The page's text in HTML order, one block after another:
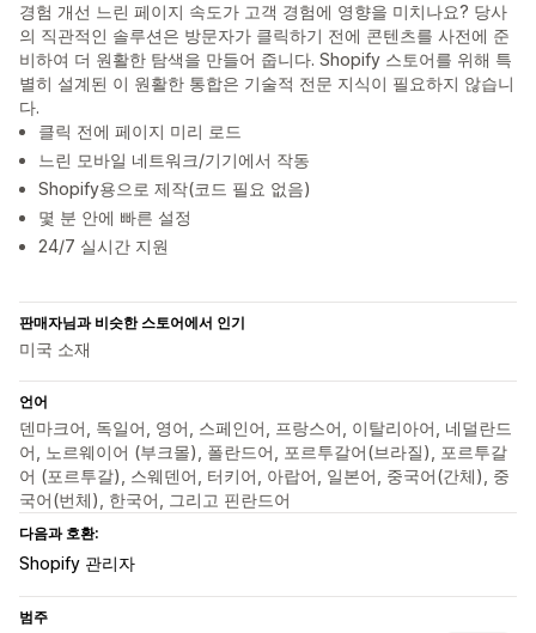
경험 개선 느린 페이지 속도가 고객 경험에 영향을 미치나요? 당사
의 직관적인 솔루션은 방문자가 클릭하기 전에 콘텐츠를 사전에 준
비하여 더 원활한 탐색을 만들어 줍니다. Shopify 스토어를 위해 특
별히 설계된 이 원활한 통합은 기술적 전문 지식이 필요하지 않습니
다.
클릭 전에 페이지 미리 로드
느린 모바일 네트워크/기기에서 작동
Shopify용으로 제작(코드 필요 없음)
몇 분 안에 빠른 설정
24/7 실시간 지원
판매자님과 비슷한 스토어에서 인기
미국 소재
언어
덴마크어, 독일어, 영어, 스페인어, 프랑스어, 이탈리아어, 네덜란드
어, 노르웨이어 (부크몰), 폴란드어, 포르투갈어(브라질), 포르투갈
어 (포르투갈), 스웨덴어, 터키어, 아랍어, 일본어, 중국어(간체), 중
국어(번체), 한국어, 그리고 핀란드어
다음과 호환:
Shopify 관리자
범주